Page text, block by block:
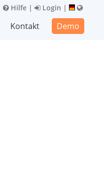
Hilfe | Login |
Kontakt Demo